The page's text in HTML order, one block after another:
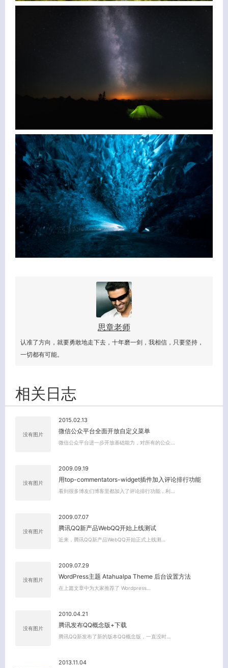
思章老师
认准了方向，就要勇敢地走下去，十年磨一剑，我相信，只要坚持，
一切都有可能。
相关日志
没有图片
2015.02.13
微信公众平台全面开放自定义菜单
微信公众平台进一步开放基础能力，对所有的公众…
没有图片
2009.09.19
用top-commentators-widget插件加入评论排行功能
看到很多博友们博客里都加入了评论排行功能，利…
没有图片
2009.07.07
腾讯QQ新产品WebQQ开始上线测试
近来，腾讯QQ新产品WebQQ开始正式上线测…
没有图片
2009.07.29
WordPress主题 Atahualpa Theme 后台设置方法
在上篇文章中为大家推荐了 Wordpress…
没有图片
2010.04.21
腾讯发布QQ概念版+下载
腾讯QQ新发布了新的版本QQ概念版，一直没时…
2013.11.04